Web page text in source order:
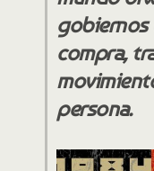
compra,
persona.